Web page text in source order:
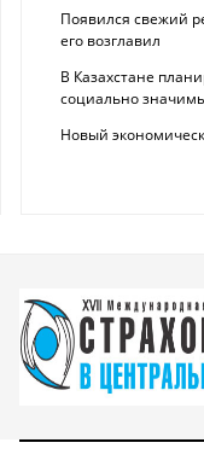
Появился свежий
его возглавил
В Казахстане
социально
Новый